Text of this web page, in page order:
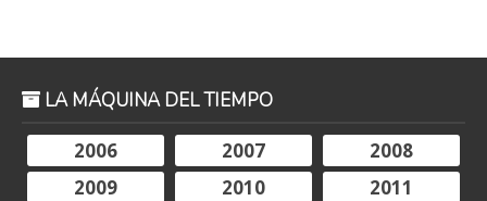
LA MÁQUINA DEL TIEMPO
2006
2007
2008
2009
2010
2011